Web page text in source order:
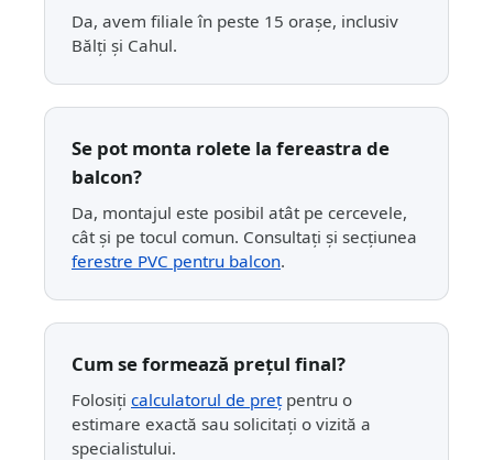
Da, avem filiale în peste 15 orașe, inclusiv
Bălți și Cahul.
Se pot monta rolete la fereastra de
balcon?
Da, montajul este posibil atât pe cercevele,
cât și pe tocul comun. Consultați și secțiunea
ferestre PVC pentru balcon.
Cum se formează prețul final?
Folosiți calculatorul de preț pentru o
estimare exactă sau solicitați o vizită a
specialistului.